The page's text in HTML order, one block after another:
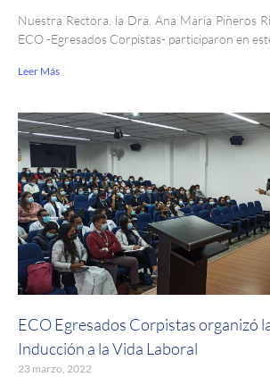
Nuestra Rectora, la Dra. Ana María Piñeros
ECO -Egresados Corpistas- participaron en
Leer Más
ECO Egresados Corpistas organizó
Inducción a la Vida Laboral
23 marzo, 2022